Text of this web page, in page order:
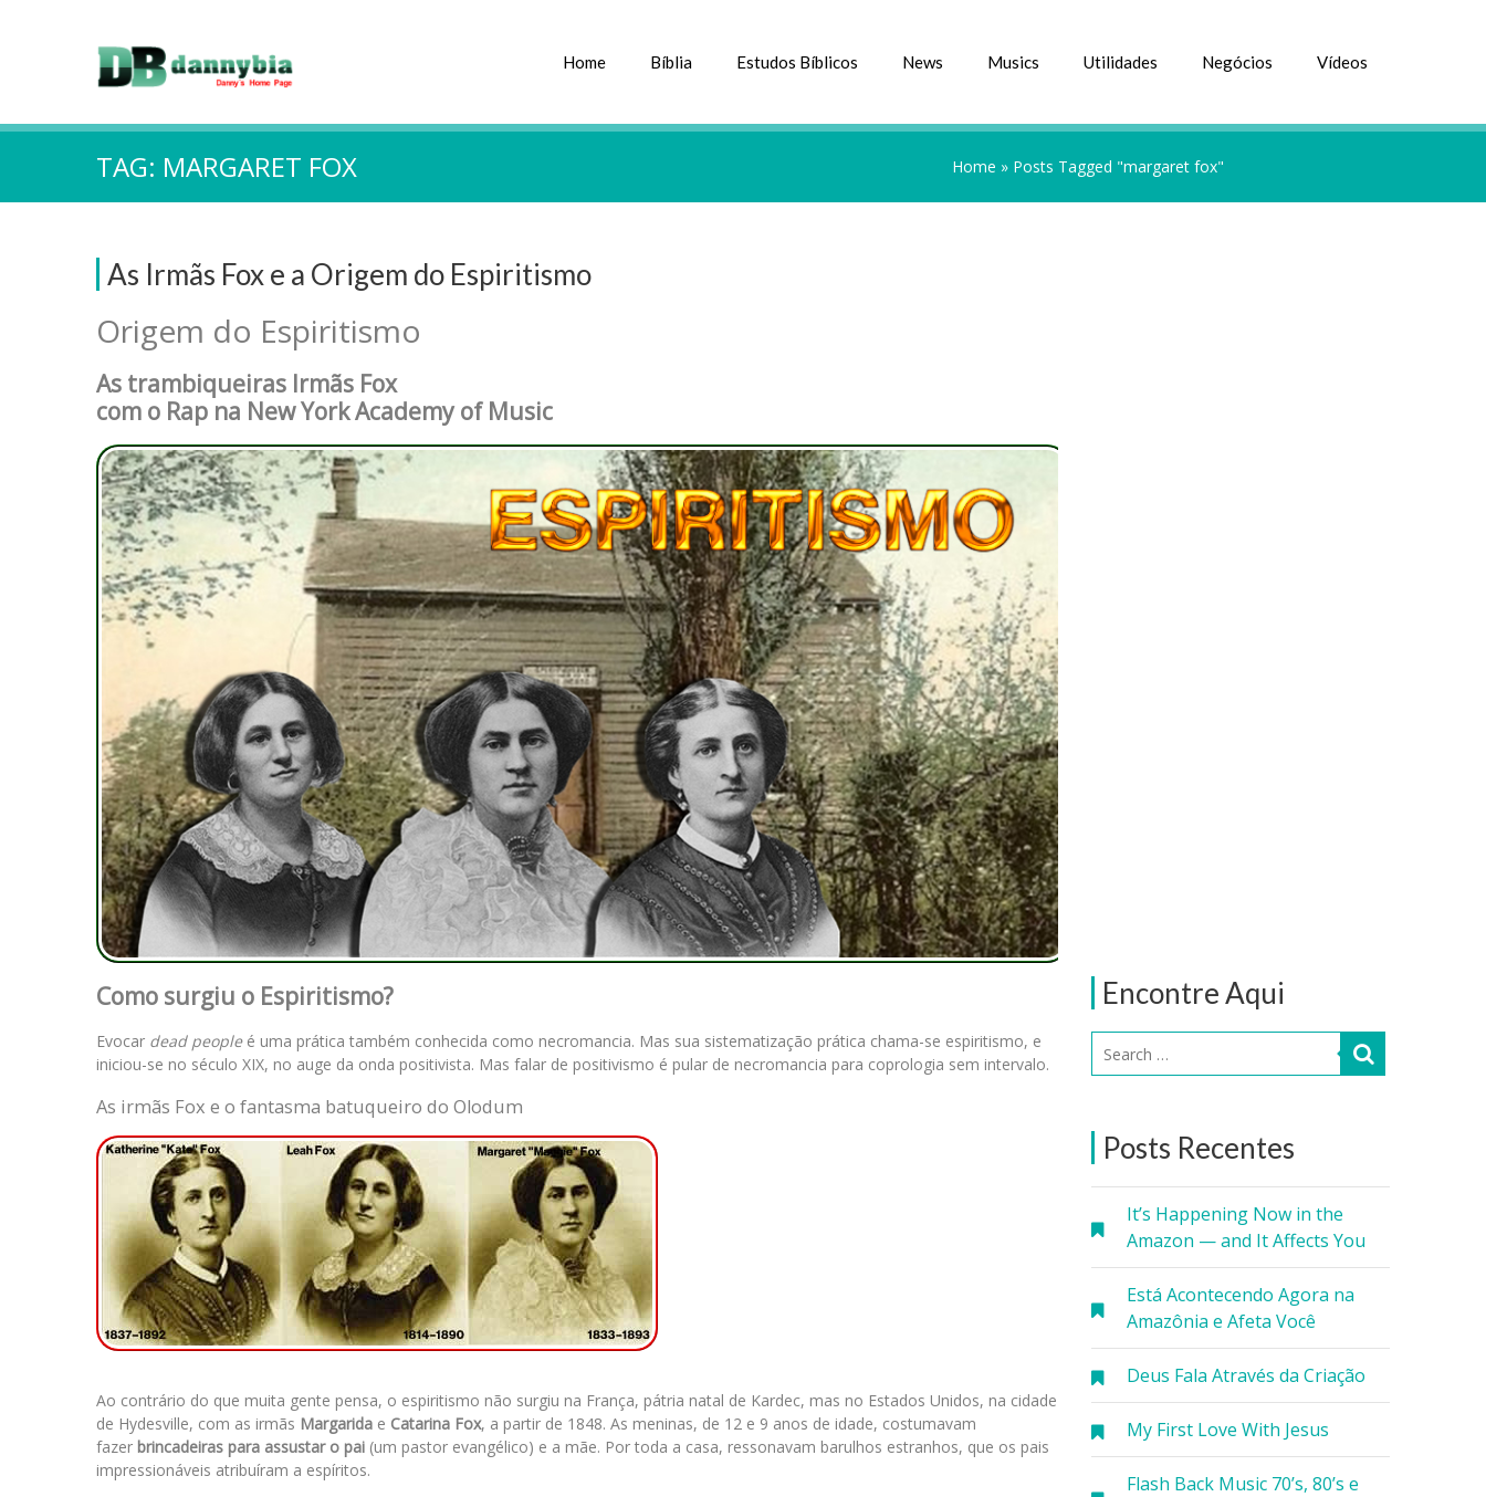
Home Bíblia Estudos Bíblicos News Musics Utilidades Negócios Vídeos
TAG: MARGARET FOX Home » Posts Tagged "margaret fox"
Encontre Aqui
Posts Recentes
It’s Happening Now in the
Amazon — and It Affects You
Está Acontecendo Agora na
Amazônia e Afeta Você
Deus Fala Através da Criação
My First Love With Jesus
Flash Back Music 70’s, 80’s e
As Irmãs Fox e a Origem do Espiritismo
Origem do Espiritismo
As trambiqueiras Irmãs Fox
com o Rap na New York Academy of Music
Como surgiu o Espiritismo?
Evocar dead peopleé uma prática também conhecida como necromancia. Mas sua sistematização prática chama-se espiritismo, e
iniciou-se no século XIX, no auge da onda positivista. Mas falar de positivismo é pular de necromancia para coprologia sem intervalo.
As irmãs Fox e o fantasma batuqueiro do Olodum
Ao contrário do que muita gente pensa, o espiritismo não surgiu na França, pátria natal de Kardec, mas no Estados Unidos, na cidade
de Hydesville, com as irmãs Margarida e Catarina Fox, a partir de 1848. As meninas, de 12 e 9 anos de idade, costumavam
fazer brincadeiras para assustar o pai (um pastor evangélico) e a mãe. Por toda a casa, ressonavam barulhos estranhos, que os pais
impressionáveis atribuíram a espíritos.